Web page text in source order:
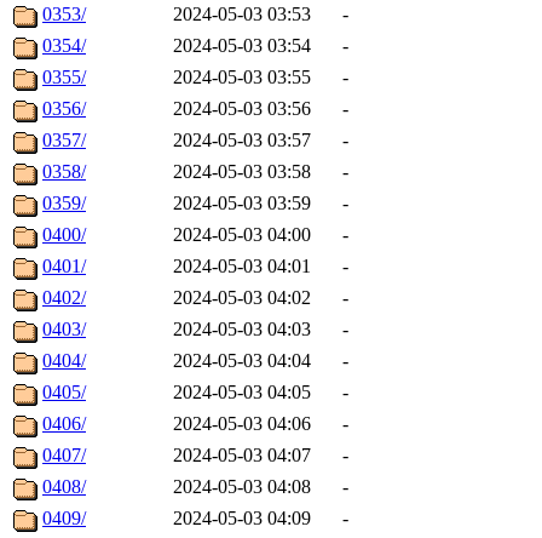
0353/
2024-05-03 03:53
-
0354/
2024-05-03 03:54
-
0355/
2024-05-03 03:55
-
0356/
2024-05-03 03:56
-
0357/
2024-05-03 03:57
-
0358/
2024-05-03 03:58
-
0359/
2024-05-03 03:59
-
0400/
2024-05-03 04:00
-
0401/
2024-05-03 04:01
-
0402/
2024-05-03 04:02
-
0403/
2024-05-03 04:03
-
0404/
2024-05-03 04:04
-
0405/
2024-05-03 04:05
-
0406/
2024-05-03 04:06
-
0407/
2024-05-03 04:07
-
0408/
2024-05-03 04:08
-
0409/
2024-05-03 04:09
-